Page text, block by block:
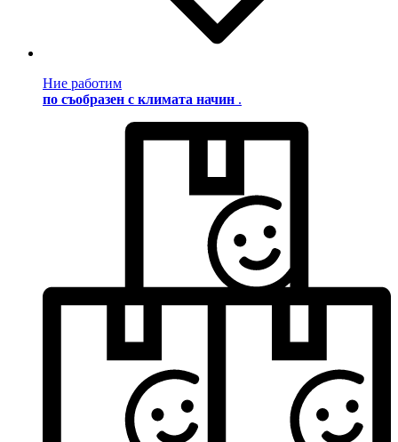
Ние работим
по съобразен с климата начин .